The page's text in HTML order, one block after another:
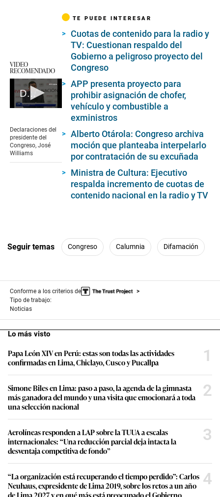
VIDEO
RECOMENDADO
Declaraciones del presidente del Congreso, José Williams
of
5
minutes,
47
Declaraciones del
presidente del
Congreso, José
Williams
TE PUEDE INTERESAR
Cuotas de contenido para la radio y
TV: Cuestionan respaldo del
Gobierno a peligroso proyecto del
Congreso
APP presenta proyecto para
prohibir asignación de chofer,
vehículo y combustible a
exministros
Alberto Otárola: Congreso archiva
moción que planteaba interpelarlo
por contratación de su excuñada
Ministra de Cultura: Ejecutivo
respalda incremento de cuotas de
contenido nacional en la radio y TV
Seguir temas Congreso Calumnia Difamación
Conforme a los criterios de
Tipo de trabajo:
Noticias
Lo más visto
Papa León XIV en Perú: estas son todas las actividades
confirmadas en Lima, Chiclayo, Cusco y Pucallpa
1
Simone Biles en Lima: paso a paso, la agenda de la gimnasta
más ganadora del mundo y una visita que emocionará a toda
una selección nacional
2
Aerolíneas responden a LAP sobre la TUUA a escalas
internacionales: “Una reducción parcial deja intacta la
desventaja competitiva de fondo”
3
“La organización está recuperando el tiempo perdido”: Carlos
Neuhaus, expresidente de Lima 2019, sobre los retos a un año
de Lima 2027 y en qué más está preocupado el Gobierno
4